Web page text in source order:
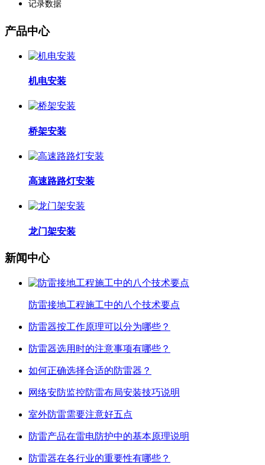
记录数据
产品中心
机电安装
桥架安装
高速路路灯安装
龙门架安装
新闻中心
防雷接地工程施工中的八个技术要点
防雷器按工作原理可以分为哪些？
防雷器选用时的注意事项有哪些？
如何正确选择合适的防雷器？
网络安防监控防雷布局安装技巧说明
室外防雷需要注意好五点
防雷产品在雷电防护中的基本原理说明
防雷器在各行业的重要性有哪些？